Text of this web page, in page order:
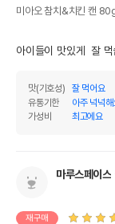
조지방
미아오 참치&치킨 캔
아이들이 맛있게  잘
맛(기호성)
잘 먹어요
유통기한
아주 넉넉해
가성비
최고에요
마루스페이스
재구매